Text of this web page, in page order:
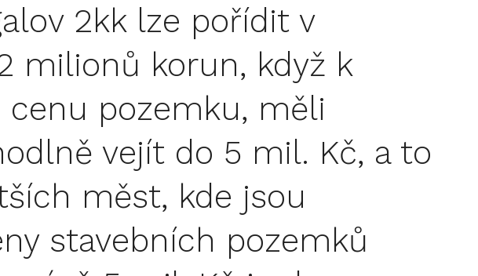
2kk lze pořídit v
milionů korun, když k
pozemku, měli
vejít do 5 mil. Kč, a to
měst, kde jsou
stavebních pozemků